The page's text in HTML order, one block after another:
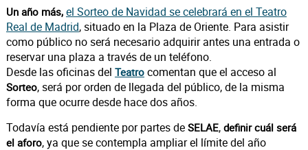
Un año más, el Sorteo de Navidad se celebrará en el Teatro
Real de Madrid, situado en la Plaza de Oriente. Para asistir
como público no será necesario adquirir antes una entrada o
reservar una plaza a través de un teléfono.
Desde las oficinas del Teatrocomentan que el acceso al
Sorteo, será por orden de llegada del público, de la misma
forma que ocurre desde hace dos años.
Todavía está pendiente por partes de SELAE, definir cuál será
el aforo, ya que se contempla ampliar el límite del año